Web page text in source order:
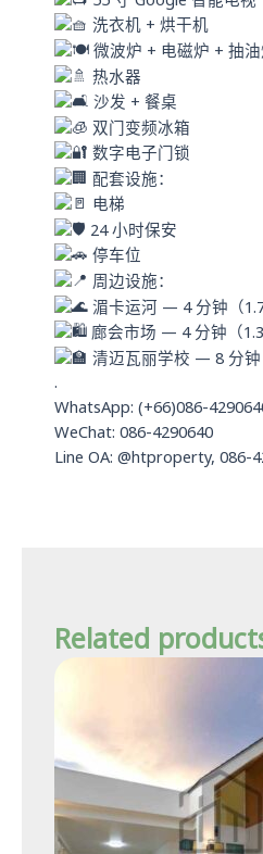
洗衣机 + 烘干机
微波炉 + 电磁炉 + 抽
热水器
沙发 + 餐桌
双门变频冰箱
数字电子门锁
配套设施：
电梯
24 小时保安
停车位
周边设施：
湄卡运河 — 4 分钟（1.7
廊会市场 — 4 分钟（1.3
清迈瓦丽学校 — 8 分钟
.
WhatsApp: (+66)086-
WeChat: 086-4290640
Line OA: @htproperty, 086-
Related